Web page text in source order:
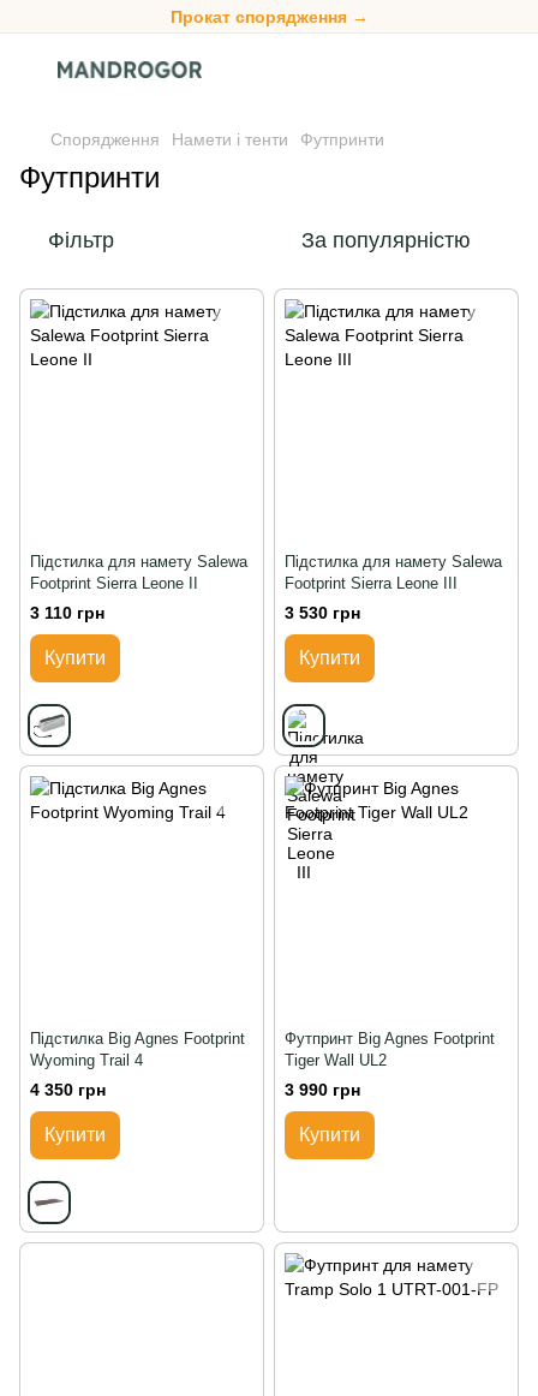
Прокат спорядження →
Спорядження Намети і тенти Футпринти
Футпринти
Фільтр За популярністю
Підстилка для намету Salewa
Footprint Sierra Leone II
3 110 грн
Купити
Підстилка для намету Salewa
Footprint Sierra Leone III
3 530 грн
Купити
Підстилка Big Agnes Footprint
Wyoming Trail 4
4 350 грн
Купити
Футпринт Big Agnes Footprint
Tiger Wall UL2
3 990 грн
Купити